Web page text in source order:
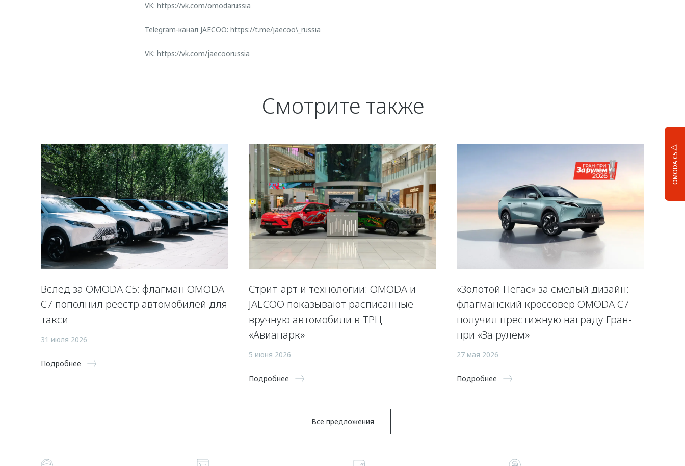
OMODA C5
VK: https://vk.com/omodarussia
Telegram-канал JAECOO: https://t.me/jaecoo\_russia
VK: https://vk.com/jaecoorussia
Смотрите также
Вслед за OMODA C5: флагман OMODA
C7 пополнил реестр автомобилей для
такси
31 июля 2026
Подробнее
Стрит-арт и технологии: OMODA и
JAECOO показывают расписанные
вручную автомобили в ТРЦ
«Авиапарк»
5 июня 2026
Подробнее
«Золотой Пегас» за смелый дизайн:
флагманский кроссовер OMODA C7
получил престижную награду Гран-
при «За рулем»
27 мая 2026
Подробнее
Все предложения